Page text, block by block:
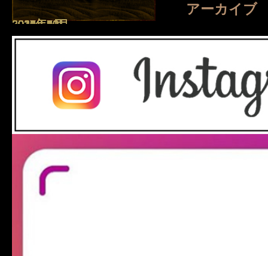
アーカイブ
2026年8月
2026年7月
2026年4月
2026年1月
2025年8月
2025年7月
2025年5月
2025年2月
2025年1月
2024年9月
2024年7月
2023年11月
2023年10月
2023年2月
2022年11月
2022年2月
2021年10月
2021年9月
2021年7月
2021年6月
2021年5月
2021年4月
2021年2月
2021年1月
2020年5月
2020年4月
2019年3月
2018年10月
2018年9月
2017年11月
2017年10月
2017年8月
2017年6月
2017年5月
2017年4月
2017年3月
2017年2月
2016年12月
2016年11月
2016年10月
2016年8月
2016年7月
2016年6月
2016年5月
2016年4月
2016年3月
2016年2月
2016年1月
2015年12月
2015年11月
2015年10月
2015年9月
2015年8月
2015年7月
2015年6月
2015年5月
2015年4月
2015年2月
2014年11月
2014年10月
2014年9月
2014年8月
2014年7月
2014年6月
2014年5月
2014年4月
2014年3月
2014年2月
2014年1月